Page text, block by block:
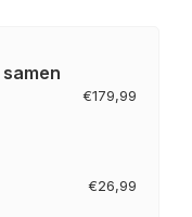
€179,99
€26,99